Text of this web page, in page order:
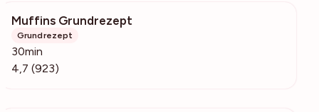
Muffins Grundrezept
Grundrezept
30min
4,7 (923)